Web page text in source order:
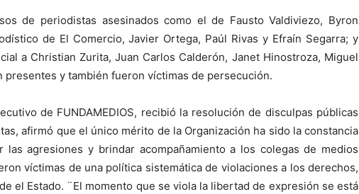
de periodistas asesinados como el de Fausto Valdiviezo, Byron
de El Comercio, Javier Ortega, Paúl Rivas y Efraín Segarra; y
a Christian Zurita, Juan Carlos Calderón, Janet Hinostroza, Miguel
presentes y también fueron víctimas de persecución.
de FUNDAMEDIOS, recibió la resolución de disculpas públicas
afirmó que el único mérito de la Organización ha sido la constancia
las agresiones y brindar acompañamiento a los colegas de medios
víctimas de una política sistemática de violaciones a los derechos,
el Estado. ¨El momento que se viola la libertad de expresión se está